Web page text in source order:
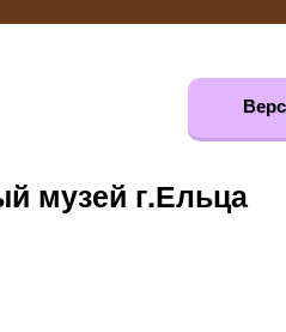
музей г.Ельца